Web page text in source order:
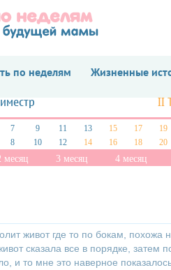
по неделям Жизненные
II
7 9 11 13 15 17 19
8 10 12 14 16 18 20
месяц 3 месяц 4 месяц
живот где то по бокам, похожа
сказала все в порядке, затем
и то мне это наверное